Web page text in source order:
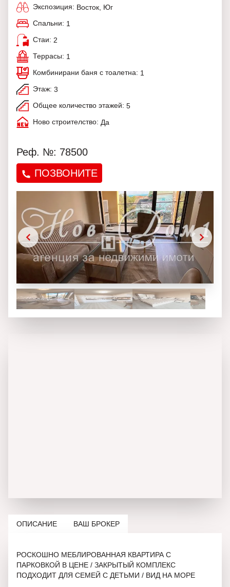
Экспозиция: Восток, Юг
Спальни: 1
Стаи: 2
Террасы: 1
Комбинирани баня с тоалетна: 1
Этаж: 3
Общее количество этажей: 5
Ново строителство: Да
Реф. №: 78500
ПОЗВОНИТЕ
ОПИСАНИЕ ВАШ БРОКЕР
РОСКОШНО МЕБЛИРОВАННАЯ КВАРТИРА С
ПАРКОВКОЙ В ЦЕНЕ / ЗАКРЫТЫЙ КОМПЛЕКС
ПОДХОДИТ ДЛЯ СЕМЕЙ С ДЕТЬМИ / ВИД НА МОРЕ